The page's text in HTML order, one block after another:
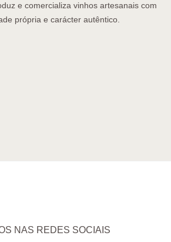
e comercializa vinhos artesanais com
própria e carácter autêntico.
NAS REDES SOCIAIS